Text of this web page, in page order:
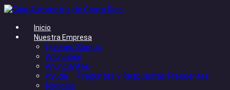
Inicio
Nuestra Empresa
Quienes Somos
Anúnciese
Anunciantes
Ayuda – Preguntas y Respuestas Frecuentes
Noticias